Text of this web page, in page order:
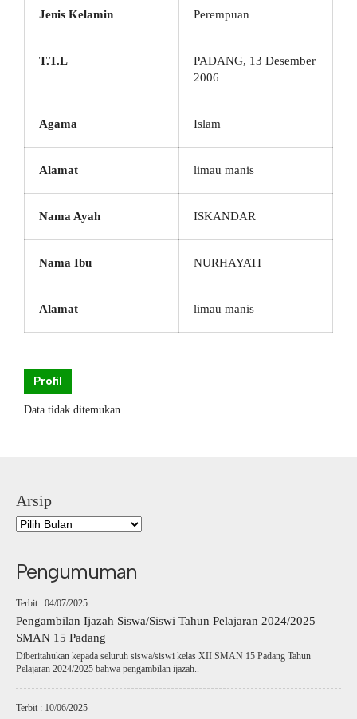
Jenis Kelamin Perempuan
T.T.L
PADANG, 13 Desember
2006
Agama Islam
Alamat limau manis
Nama Ayah ISKANDAR
Nama Ibu NURHAYATI
Alamat limau manis
Profil
Data tidak ditemukan
Arsip
Pengumuman
Terbit : 04/07/2025
Pengambilan Ijazah Siswa/Siswi Tahun Pelajaran 2024/2025
SMAN 15 Padang
Diberitahukan kepada seluruh siswa/siswi kelas XII SMAN 15 Padang Tahun
Pelajaran 2024/2025 bahwa pengambilan ijazah..
Terbit : 10/06/2025